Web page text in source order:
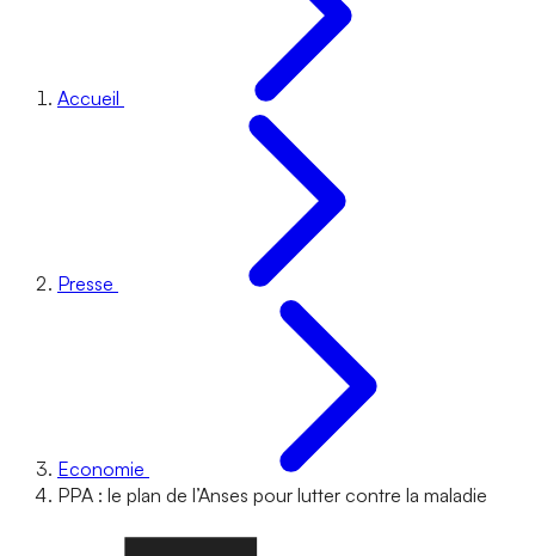
Accueil
Presse
Economie
PPA : le plan de l’Anses pour lutter contre la maladie